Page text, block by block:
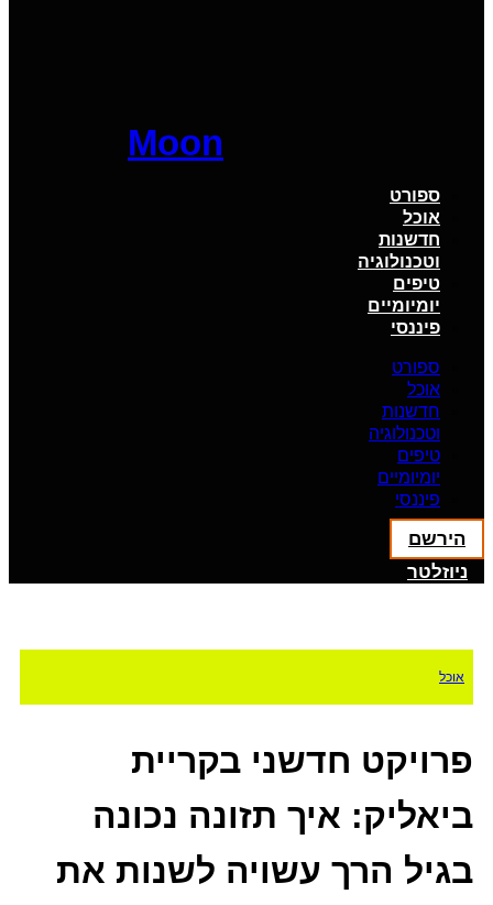
Moon
ספורט
אוכל
חדשנות
וטכנולוגיה
טיפים
יומיומיים
פיננסי
ספורט
אוכל
חדשנות
וטכנולוגיה
טיפים
יומיומיים
פיננסי
הירשם
ניוזלטר
אוכל
פרויקט חדשני בקריית
ביאליק: איך תזונה נכונה
בגיל הרך עשויה לשנות את